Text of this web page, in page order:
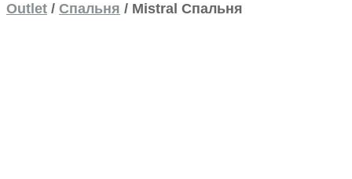
Outlet / Спальня / Mistral Спальня